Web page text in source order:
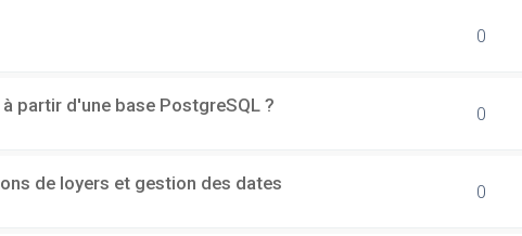
0
partir d'une base PostgreSQL ? 0
de loyers et gestion des dates 0